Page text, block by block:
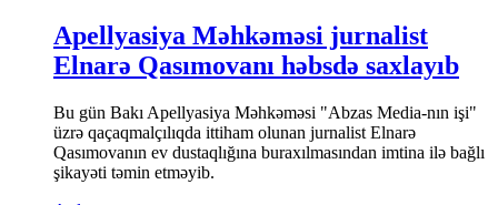
Apellyasiya Məhkəməsi jurnalist
Elnarə Qasımovanı həbsdə saxlayıb
Bu gün Bakı Apellyasiya Məhkəməsi "Abzas Media-nın işi"
üzrə qaçaqmalçılıqda ittiham olunan jurnalist Elnarə
Qasımovanın ev dustaqlığına buraxılmasından imtina ilə bağlı
şikayəti təmin etməyib.